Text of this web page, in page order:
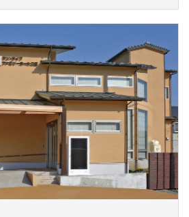
親族控室 バリアフリー